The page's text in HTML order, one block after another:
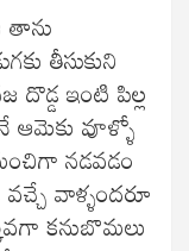
తీసుకుని
దొడ్డ ఇంటి పిల్ల
ఆమెకు వూళ్ళో
నడవడం
వాళ్ళందరూ
కనుబొమలు